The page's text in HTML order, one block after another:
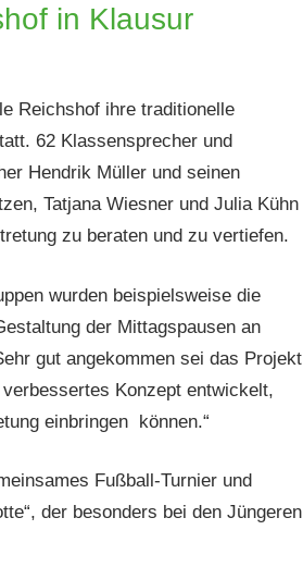
in Klausur
Reichshof ihre traditionelle
62 Klassensprecher und
Hendrik Müller und seinen
Tatjana Wiesner und Julia Kühn
zu beraten und zu vertiefen.
wurden beispielsweise die
der Mittagspausen an
gut angekommen sei das Projekt
Konzept entwickelt,
einbringen können.“
Fußball-Turnier und
der besonders bei den Jüngeren